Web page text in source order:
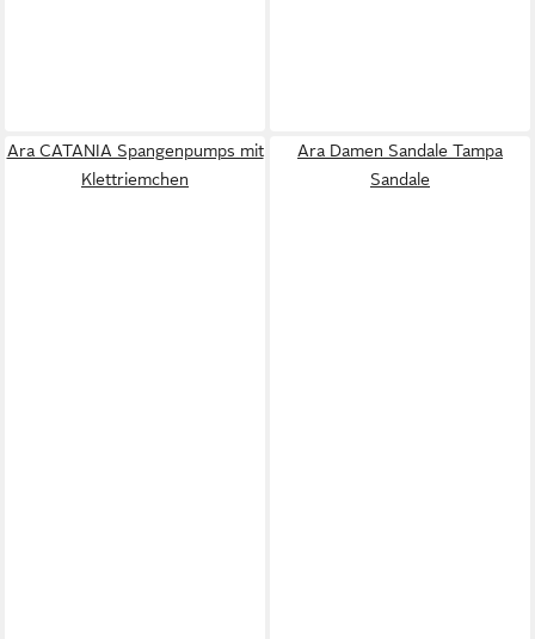
Ara CATANIA Spangenpumps mit
Klettriemchen
Ara Damen Sandale Tampa
Sandale